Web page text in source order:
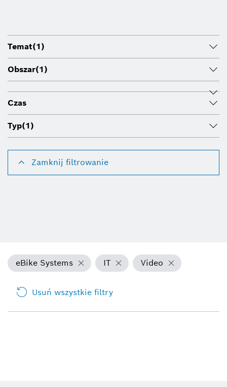
Temat(1)
Obszar(1)
Czas
Typ(1)
Zamknij filtrowanie
eBike Systems IT Video
Usuń wszystkie filtry